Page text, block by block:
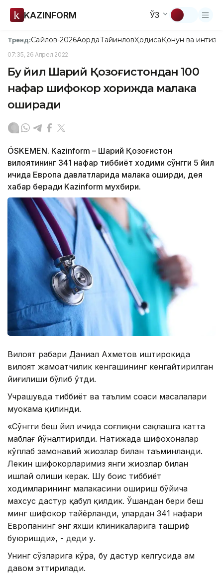
KAZINFORM ЎЗ
Тренд:Сайлов-2026АқордаТайинловҲодисаҚонун ва
07:35, 26 Апрел 2022
Бу йил Шарқий Қозоғистондан 100
нафар шифокор хорижда малака
оширади
ÓSKEMEN. Kazinform – Шарқий Қозоғистон
вилоятининг 341 нафар тиббиёт ходими сўнгги 5 йил
ичида Европа давлатларида малака оширди, дея
хабар беради Kazinform мухбири.
Вилоят раҳбари Даниал Ахметов иштирокида
вилоят жамоатчилик кенгашининг кенгайтирилган
йиғилиши бўлиб ўтди.
Учрашувда тиббиёт ва таълим соҳаси масалалари
муҳокама қилинди.
«Сўнгги беш йил ичида соғлиқни сақлашга катта
маблағ йўналтирилди. Натижада шифохоналар
кўплаб замонавий жиҳозлар билан таъминланди.
Лекин шифокорларимиз янги жиҳозлар билан
ишлай олиши керак. Шу боис тиббиёт
ходимларининг малакасини ошириш бўйича
махсус дастур қабул қилдик. Ўшандан бери беш
минг шифокор тайёрланди, улардан 341 нафари
Европанинг энг яхши клиникаларига ташриф
буюришди», - деди у.
Унинг сўзларига кўра, бу дастур келгусида ҳам
давом эттирилади.